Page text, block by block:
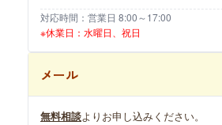
対応時間：営業日 8:00～17:00
※休業日：水曜日、祝日
メール
無料相談よりお申し込みください。